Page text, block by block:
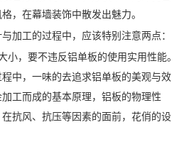
，在幕墙装饰中散发出魅力。
加工的过程中，应该特别注意两点：
小，要不违反铝单板的使用实用性能。
中，一味的去追求铝单板的美观与效
工而成的基本原理，铝板的物理性
抗风、抗压等因素的面前，花俏的设